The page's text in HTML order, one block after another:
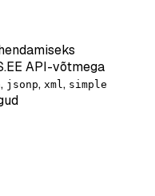
API-võtmega
, jsonp, xml , simple